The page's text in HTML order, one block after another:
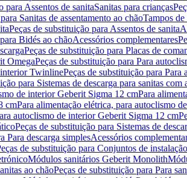
para Assentos de sanitaSanitas para crianças
Sanitas de assentamento ao chãoTampos de
Peças de substituição para Assentos de sanita
Bidés ao chãoAcessórios complementares
Peças de substituição para Placas de
OmegaPeças de substituição para Para
TwinlinePeças de substituição para
para Sistemas de descarga para sanitas
de interior Geberit Sigma 12 cmPara
cmPara alimentação elétrica, para autoclismo
autoclismo de interior Geberit Sigma 12 cm
Peças de substituição para Sistemas de
Para descarga simplesAcessórios
de substituição para Conjuntos de instalação
Módulos sanitários Geberit Monolith
ao chãoPeças de substituição para Para